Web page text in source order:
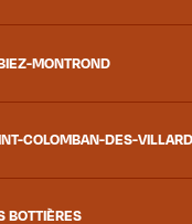
MONTROND
COLOMBAN-DES-
BOTTIÈRES
la vallée.